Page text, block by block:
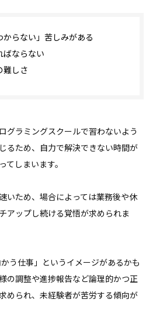
らない」苦しみがある
ばならない
難しさ
グラミングスクールで習わないよう
るため、自力で解決できない時間が
しまいます。
いため、場合によっては業務後や休
アップし続ける覚悟が求められま
う仕事」というイメージがあるかも
の調整や進捗報告など論理的かつ正
められ、未経験者が苦労する傾向が